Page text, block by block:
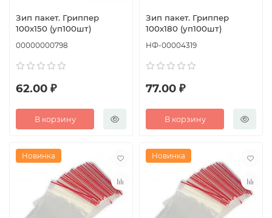
Зип пакет. Гриппер
100х150 (уп100шт)
00000000798
62.00 ₽
В корзину
Зип пакет. Гриппер
100х180 (уп100шт)
НФ-00004319
77.00 ₽
В корзину
Новинка Новинка